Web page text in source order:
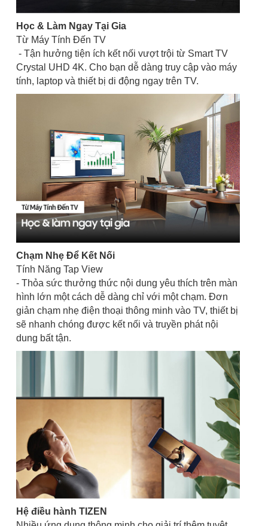
Học & Làm Ngay Tại Gia
Từ Máy Tính Đến TV
- Tận hưởng tiện ích kết nối vượt trội từ Smart TV
Crystal UHD 4K. Cho bạn dễ dàng truy cập vào máy
tính, laptop và thiết bị di động ngay trên TV.
Chạm Nhẹ Để Kết Nối
Tính Năng Tap View
- Thỏa sức thưởng thức nội dung yêu thích trên màn
hình lớn một cách dễ dàng chỉ với một chạm. Đơn
giản chạm nhẹ điện thoại thông minh vào TV, thiết bị
sẽ nhanh chóng được kết nối và truyền phát nội
dung bất tận.
Hệ điều hành TIZEN